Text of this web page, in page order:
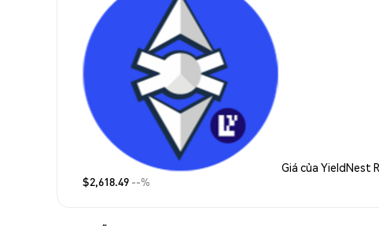
Giá của YieldNest
$2,618.49 --%